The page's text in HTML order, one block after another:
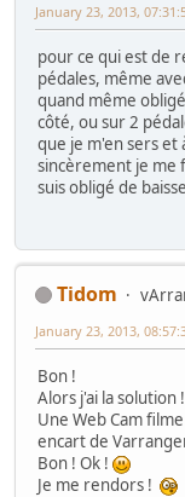
January 23, 2013,
pour ce qui est de
pédales, même
quand même
côté, ou sur 2
que je m'en sers et
sincèrement je me
suis obligé de
Tidom
January 23, 2013,
Bon !
Alors j'ai la solution !
Une Web Cam
encart de
Bon ! Ok !
Je me rendors !